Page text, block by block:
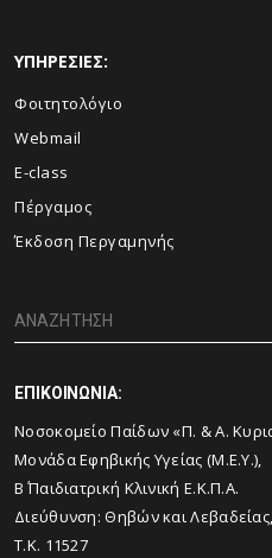
ΥΠΗΡΕΣΙΕΣ:
Φοιτητολόγιο
Webmail
E-class
Πέργαμος
Έκδοση Περγαμηνής
ΕΠΙΚΟΙΝΩΝΙΑ:
Νοσοκομείο Παίδων «Π. & Α.
Μονάδα Εφηβικής Υγείας (Μ.Ε.Υ.),
Β΄ Παιδιατρική Κλινική Ε.Κ.Π.Α.
Διεύθυνση: Θηβών και
Τ.Κ. 11527